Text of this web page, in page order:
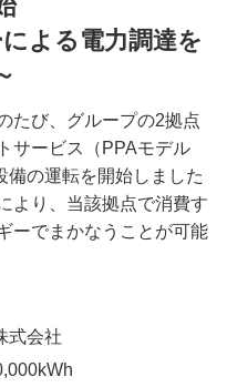
よる電力調達を
たび、グループの2拠点
サービス（PPAモデル
備の運転を開始しました
より、当該拠点で消費す
ーでまかなうことが可能
式会社